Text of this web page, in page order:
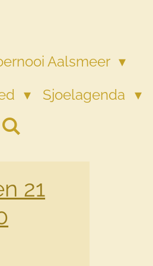
Aalsmeer
Sjoelagenda
21